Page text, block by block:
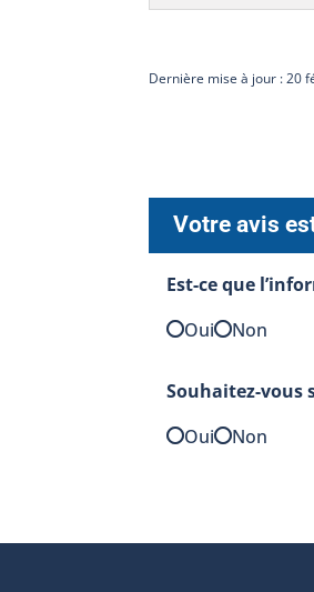
Dernière mise à jour : 20
Votre avis
Est-ce que
Oui
Non
Souhaitez-vous
Oui
Non